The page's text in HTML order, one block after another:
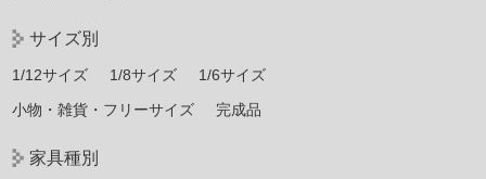
サイズ別
1/12サイズ 1/8サイズ
1/6サイズ
小物・雑貨・フリーサイズ
完成品
家具種別